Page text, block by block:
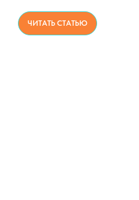
ЧИТАТЬ СТАТЬЮ